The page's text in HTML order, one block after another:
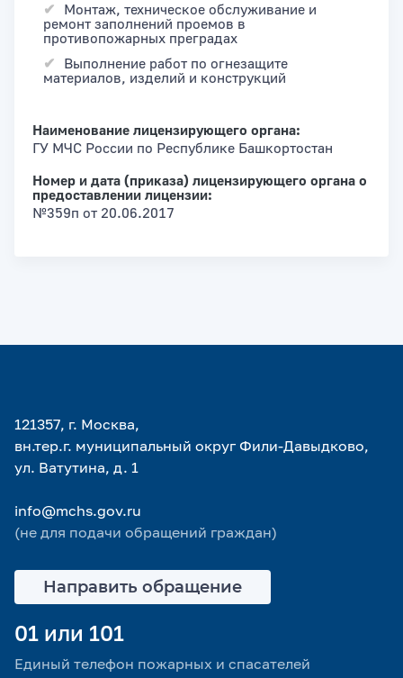
Монтаж, техническое обслуживание и
ремонт заполнений проемов в
противопожарных преградах
Выполнение работ по огнезащите
материалов, изделий и конструкций
Наименование лицензирующего органа:
ГУ МЧС России по Республике Башкортостан
Номер и дата (приказа) лицензирующего органа о
предоставлении лицензии:
№359п от 20.06.2017
121357, г. Москва,
вн.тер.г. муниципальный округ Фили-Давыдково,
ул. Ватутина, д. 1
info@mchs.gov.ru
(не для подачи обращений граждан)
Направить обращение
01 или 101
Единый телефон пожарных и спасателей